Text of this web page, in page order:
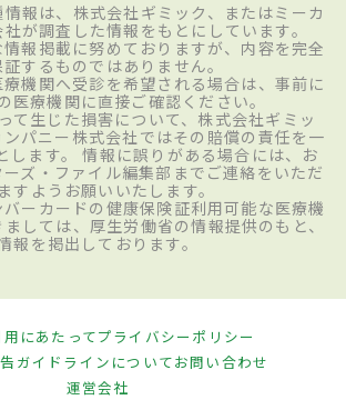
報は、株式会社ギミック、またはミーカ
が調査した情報をもとにしています。
報掲載に努めておりますが、内容を完全
証するものではありません。
機関へ受診を希望される場合は、事前に
医療機関に直接ご確認ください。
て生じた損害について、株式会社ギミッ
パニー株式会社ではその賠償の責任を一
します。 情報に誤りがある場合には、お
ズ・ファイル編集部までご連絡をいただ
すようお願いいたします。
ーカードの健康保険証利用可能な医療機
しては、厚生労働省の情報提供のもと、
報を掲出しております。
用にあたってプライバシーポリシー
ガイドラインについてお問い合わせ
運営会社